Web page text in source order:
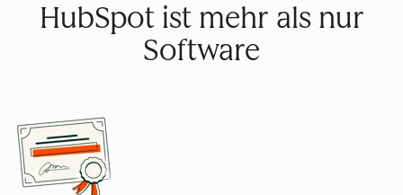
HubSpot ist mehr als nur
Software